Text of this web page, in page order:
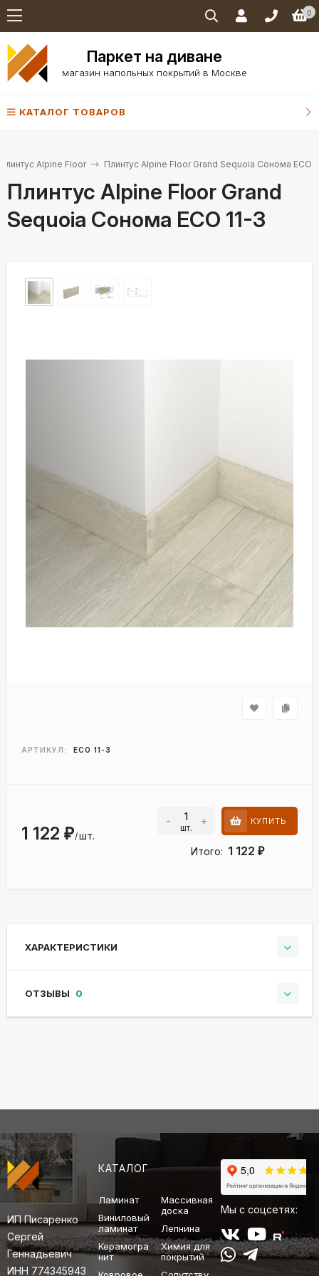
0
Паркет на диване
магазин напольных покрытий в Москве
КАТАЛОГ ТОВАРОВ
Плинтус Alpine Floor Плинтус Alpine Floor Grand Sequoia Сонома ECO
Плинтус Alpine Floor Grand
Sequoia Сонома ECO 11-3
АРТИКУЛ: ECO 11-3
1 122 ₽/шт.
- шт. + КУПИТЬ
Итого: 1 122 ₽
ХАРАКТЕРИСТИКИ
ОТЗЫВЫ 0
ИП Писаренко
Сергей
Геннадьевич
ИНН 774345943
КАТАЛОГ
Ламинат
Виниловый
ламинат
Керамогра
нит
Массивная
доска
Лепнина
Химия для
покрытий
Мы с соцсетях: